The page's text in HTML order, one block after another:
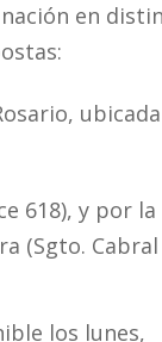
en
618), y por
(Sgto.
los lunes,